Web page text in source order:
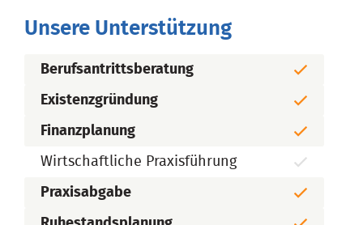
Unsere Unterstützung
Berufsantrittsberatung
Existenzgründung
Finanzplanung
Wirtschaftliche Praxisführung
Praxisabgabe